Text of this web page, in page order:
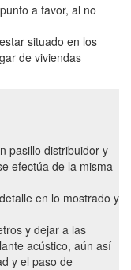
a favor, al no
situado en los
de viviendas
pasillo distribuidor y
efectúa de la misma
en lo mostrado y
y dejar a las
acústico, aún así
y el paso de